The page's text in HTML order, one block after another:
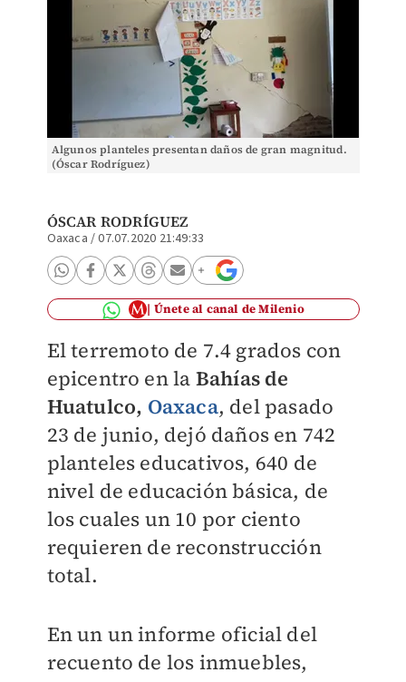
Algunos planteles presentan daños de gran magnitud.
(Óscar Rodríguez)
ÓSCAR RODRÍGUEZ
Oaxaca /07.07.2020 21:49:33
Únete al canal de Milenio
El terremoto de 7.4 grados con
epicentro en la Bahías de
Huatulco, Oaxaca, del pasado
23 de junio, dejó daños en 742
planteles educativos, 640 de
nivel de educación básica, de
los cuales un 10 por ciento
requieren de reconstrucción
total.
En un un informe oficial del
recuento de los inmuebles,